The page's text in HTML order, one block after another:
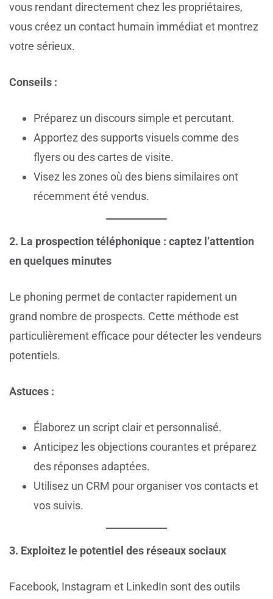
vous rendant directement chez les propriétaires,
vous créez un contact humain immédiat et montrez
votre sérieux.
Conseils :
Préparez un discours simple et percutant.
Apportez des supports visuels comme des
flyers ou des cartes de visite.
Visez les zones où des biens similaires ont
récemment été vendus.
2. La prospection téléphonique : captez l’attention
en quelques minutes
Le phoning permet de contacter rapidement un
grand nombre de prospects. Cette méthode est
particulièrement efficace pour détecter les vendeurs
potentiels.
Astuces :
Élaborez un script clair et personnalisé.
Anticipez les objections courantes et préparez
des réponses adaptées.
Utilisez un CRM pour organiser vos contacts et
vos suivis.
3. Exploitez le potentiel des réseaux sociaux
Facebook, Instagram et LinkedIn sont des outils